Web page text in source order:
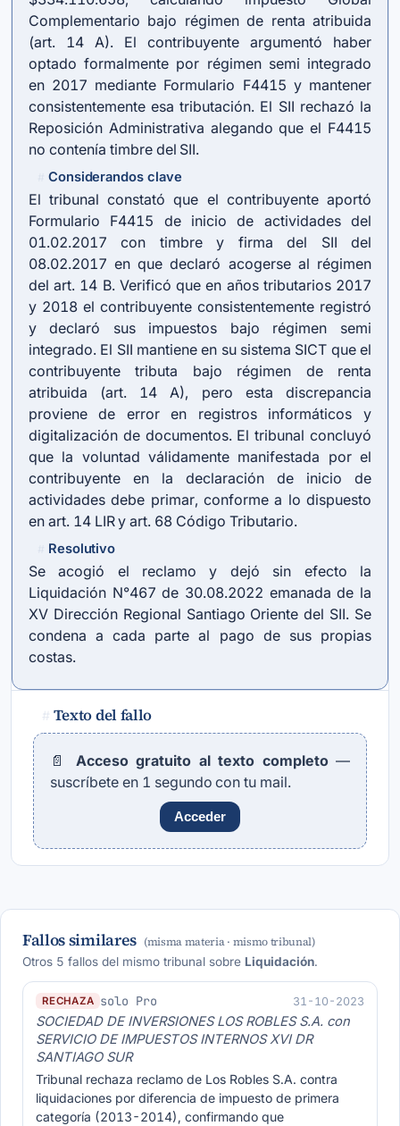
Complementario bajo régimen de renta atribuida
(art. 14 A). El contribuyente argumentó haber
optado formalmente por régimen semi integrado
en 2017 mediante Formulario F4415 y mantener
consistentemente esa tributación. El SII rechazó la
Reposición Administrativa alegando que el F4415
no contenía timbre del SII.
Considerandos clave
El tribunal constató que el contribuyente aportó
Formulario F4415 de inicio de actividades del
01.02.2017 con timbre y firma del SII del
08.02.2017 en que declaró acogerse al régimen
del art. 14 B. Verificó que en años tributarios 2017
y 2018 el contribuyente consistentemente registró
y declaró sus impuestos bajo régimen semi
integrado. El SII mantiene en su sistema SICT que el
contribuyente tributa bajo régimen de renta
atribuida (art. 14 A), pero esta discrepancia
proviene de error en registros informáticos y
digitalización de documentos. El tribunal concluyó
que la voluntad válidamente manifestada por el
contribuyente en la declaración de inicio de
actividades debe primar, conforme a lo dispuesto
en art. 14 LIRyart. 68 Código Tributario.
Resolutivo
Se acogió el reclamo y dejó sin efecto la
Liquidación N°467 de 30.08.2022 emanada de la
XV Dirección Regional Santiago Oriente del SII. Se
condena a cada parte al pago de sus propias
costas.
# Texto del fallo
📄 Acceso gratuito al texto completo—
suscríbete en 1 segundo con tu mail.
Acceder
Fallos similares (misma materia · mismo tribunal)
Otros 5 fallos del mismo tribunal sobre Liquidación.
RECHAZA solo Pro 31-10-2023
SOCIEDAD DE INVERSIONES LOS ROBLES S.A. con
SERVICIO DE IMPUESTOS INTERNOS XVI DR
SANTIAGO SUR
Tribunal rechaza reclamo de Los Robles S.A. contra
liquidaciones por diferencia de impuesto de primera
categoría (2013-2014), confirmando que